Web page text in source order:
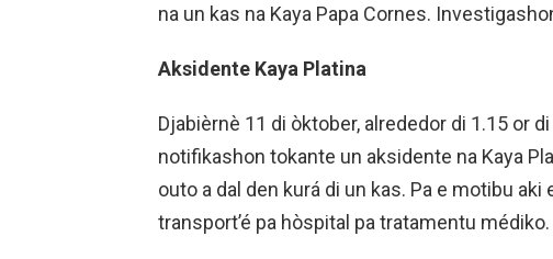
na un kas na Kaya Papa Cornes.
Aksidente Kaya Platina
Djabièrnè 11 di òktober, alrededor di 1.15 or
notifikashon tokante un aksidente na Kaya
outo a dal den kurá di un kas. Pa e motibu
transport’é pa hòspital pa tratamentu médiko.